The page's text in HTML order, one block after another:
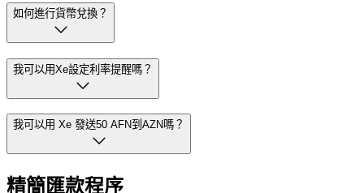
如何進行貨幣兌換？
我可以用Xe設定利率提醒嗎？
我可以用 Xe 發送50 AFN到AZN嗎？
精簡匯款程序